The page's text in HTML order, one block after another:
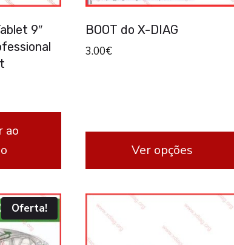
9″
ao
BOOT do X-DIAG
3.00€
Ver opções
product
has
multiple
Oferta!